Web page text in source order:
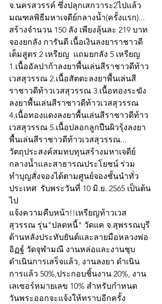
จ.นครสวรรค์ ซึ่งปลุกเสกวาระ2ไปแล้ว
มณฑลพิธีมหาเจดีย์กลางน้ำ(ครั้งแรก)...
สร้างจำนวน 150 ลัง เพียงลุ้นละ 219 บาท
จองยกลัง การันตี เนื้อเงินลงยาราชาวดี
เต็มสูตร 2 เหรียญ  แถมยกลัง 5 เหรียญ
1.เนื้ออัลปาก้าลงยาพื้นเล่นสีราชาวดีท้าว
เวสสุวรรณ 2.เนื้อสัตตะลงยาพื้นเล่นสี
ราชาวดีท้าวเวสสุวรรณ 3.เนื้อทองระฆัง
ลงยาพื้นเล่นสีราชาวดีท้าวเวสสุวรรณ
4.เนื้อทองแดงลงยาพื้นเล่นสีราชาวดีท้าว
เวสสุวรรณ 5.เนื้อปลอกลูกปืนผิวรุ้งลงยา
พื้นเล่นสีราชาวดีท้าวเวสสุวรรณ...
วัตถุประสงค์สมทบทุนสร้างมหาเจดีย์
กลางน้ำและสาธารณประโยชน์ ร่วม
ทำบุญสั่งจองได้ตามศูนย์จองชั้นนำทั่ว
ประเทศ  รับพระวันที่ 10 มิ.ย. 2565 เป็นต้น
ไป
แจ้งความคืบหน้า!!เหรียญท้าวเวส
สุวรรณ รุ่น"ปลดหนี้" วัดแค จ.สุพรรณบุรี
ด้านหลังประทับยันต์และลายมือหลวงพ่อ
อิฏฐ์ วัดจุฬามณี งานหล่อและงานชุบ
ดำเนินการเสร็จแล้ว, งานลงยา ดำเนิน
การแล้ว 50%,ประกอบชิ้นงาน 20%, งาน
เลเซอร์หมายเลข 10% สำหรับกำหนด
วันพระออกจะแจ้งให้ทราบอีกครั้ง